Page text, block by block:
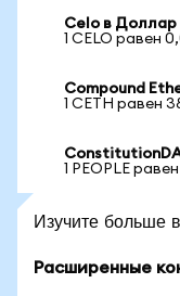
Celo в
1 CELO равен
Compound
1 CETH равен
1 PEOPLE
Изучите больше
Расширенные